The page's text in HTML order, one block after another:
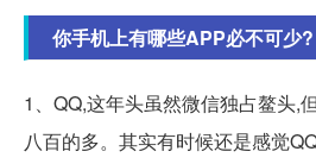
你手机上有哪些APP必不可少?
1、QQ,这年头虽然微信独占鳌头,
八百的多。其实有时候还是感觉